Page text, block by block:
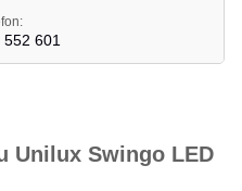
601
Unilux Swingo LED